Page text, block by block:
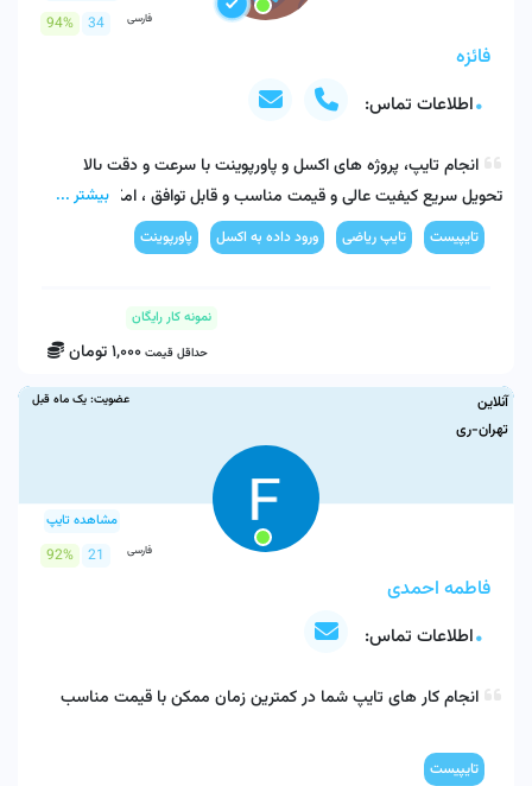
34
94% فارسی
فائزه
اطلاعات تماس:
تایپیست تایپ ریاضی ورود داده به اکسل پاورپوینت
تحویل سریع کیفیت عالی و قیمت مناسب و قابل توافق ، امکان انجام
نمونه کار رایگان ( در صورت نیاز )
بیشتر ...
نمونه کار رایگان
حداقل قیمت 1,000تومان
آنلاین
تهران-ری
عضویت: یک ماه قبل
مشاهده تایپ
21
92% فارسی
فاطمه احمدی
اطلاعات تماس:
تایپیست
انجام کار های تایپ شما در کمترین زمان ممکن با قیمت مناسب